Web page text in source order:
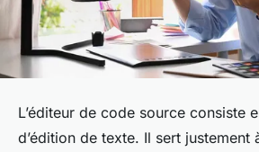
L’éditeur de code source consiste
d’édition de texte. Il sert justement